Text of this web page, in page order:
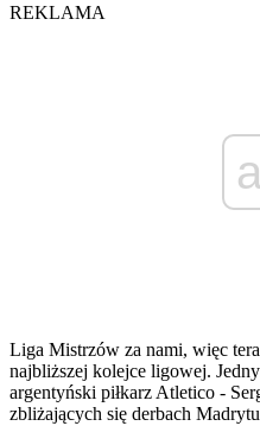
REKLAMA
Liga Mistrzów za nami, więc
najbliższej kolejce ligowej.
argentyński piłkarz Atletico -
zbliżających się derbach